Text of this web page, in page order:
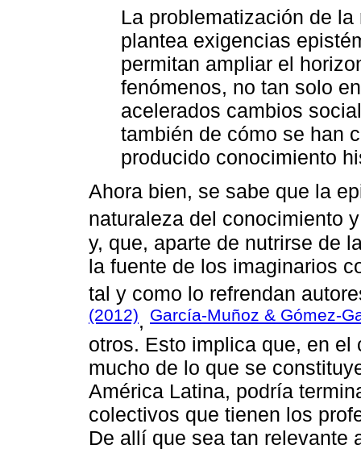
La problematización de
plantea exigencias
permitan ampliar el
fenómenos, no tan solo
acelerados cambios
también de cómo se han
producido conocimiento
Ahora bien, se sabe que la
naturaleza del conocimiento
y, que, aparte de nutrirse de
la fuente de los imaginarios
tal y como lo refrendan
(2012), García-Muñoz & Gómez-
otros. Esto implica que, en
mucho de lo que se
América Latina, podría
colectivos que tienen los
De allí que sea tan relevante